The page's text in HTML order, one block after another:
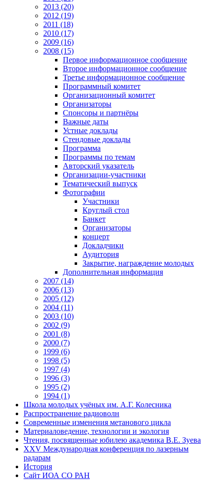
2013 (20)
2012 (19)
2011 (18)
2010 (17)
2009 (16)
2008 (15)
Первое информационное сообщение
Второе информационное сообщение
Третье информационное сообщение
Программный комитет
Организационный комитет
Организаторы
Спонсоры и партнёры
Важные даты
Устные доклады
Стендовые доклады
Программа
Программы по темам
Авторский указатель
Организации-участники
Тематический выпуск
Фотографии
Участники
Круглый стол
Банкет
Организаторы
концерт
Докладчики
Аудитория
Закрытие, награждение молодых
Дополнительная информация
2007 (14)
2006 (13)
2005 (12)
2004 (11)
2003 (10)
2002 (9)
2001 (8)
2000 (7)
1999 (6)
1998 (5)
1997 (4)
1996 (3)
1995 (2)
1994 (1)
Школа молодых учёных им. А.Г. Колесника
Распространение радиоволн
Современные изменения метанового цикла
Материаловедение, технологии и экология
Чтения, посвященные юбилею академика В.Е. Зуева
XXV Международная конференция по лазерным
радарам
История
Сайт ИОА СО РАН